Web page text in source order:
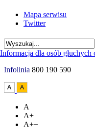
Mapa serwisu
Twitter
Infolinia 800 190 590
A
A+
A++